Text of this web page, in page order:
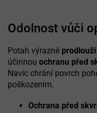
Odolnost vůči
Potah výrazně
účinnou ochranu před
Navíc chrání povrch
poškozením.
Ochrana před